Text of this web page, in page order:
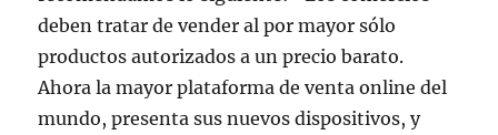
deben tratar de vender al por mayor sólo
productos autorizados a un precio barato.
Ahora la mayor plataforma de venta online del
mundo, presenta sus nuevos dispositivos, y